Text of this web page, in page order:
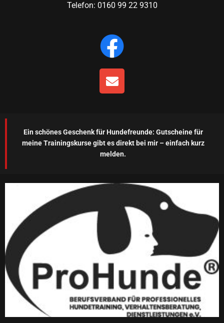
Telefon: 0160 99 22 9310
E
n
o
p
e
Ein schönes Geschenk für Hundefreunde: Gutscheine für
meine Trainingskurse gibt es direkt bei mir – einfach kurz
melden.